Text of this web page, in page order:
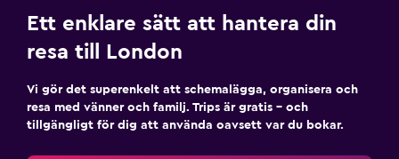
Ett enklare sätt att hantera din
resa till London
Vi gör det superenkelt att schemalägga, organisera och
resa med vänner och familj. Trips är gratis – och
tillgängligt för dig att använda oavsett var du bokar.